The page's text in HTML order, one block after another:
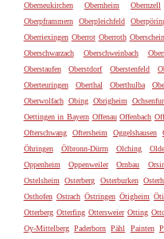
Oberneukirchen
Obernheim Obernzell
Oberpframmern
Oberpleichfeld
Oberriexingen Oberrot Oberroth
Oberschwarzach
Oberschweinbach
Oberstaufen
Oberstdorf Oberstenfeld
Oberteuringen
Oberthal Oberthulba
Oberwolfach Obing Obrigheim
Oettingen in Bayern Offenau Offenbach
Ofterschwang
Oftersheim Oggelshausen
Öhringen
Ölbronn-Dürrn Olching
Oppenheim
Oppenweiler Ornbau
Ostelsheim
Osterberg Osterburken
Osthofen Ostrach Östringen Ötigheim
Otterberg Otterfing Ottersweier Otting
Oy-Mittelberg Paderborn Pähl Painten